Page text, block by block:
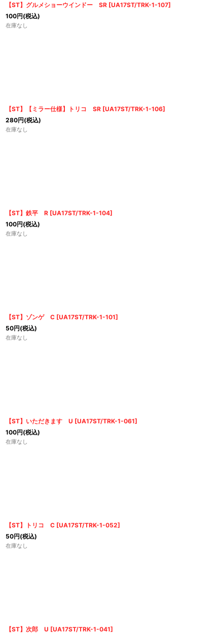
【ST】グルメショーウインドー SR [UA17ST/TRK-1-107]
100円(税込)
在庫なし
【ST】【ミラー仕様】トリコ SR [UA17ST/TRK-1-106]
280円(税込)
在庫なし
【ST】鉄平 R [UA17ST/TRK-1-104]
100円(税込)
在庫なし
【ST】ゾンゲ C [UA17ST/TRK-1-101]
50円(税込)
在庫なし
【ST】いただきます U [UA17ST/TRK-1-061]
100円(税込)
在庫なし
【ST】トリコ C [UA17ST/TRK-1-052]
50円(税込)
在庫なし
【ST】次郎 U [UA17ST/TRK-1-041]